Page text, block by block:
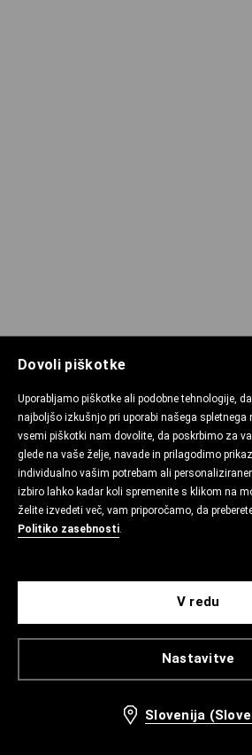
Dovoli piškotke
Uporabljamo piškotke ali podobne tehnologije,
najboljšo izkušnjo pri uporabi našega spletnega
vsemi piškotki nam dovolite, da poskrbimo za
glede na vaše želje, navade in prilagodimo
individualno vašim potrebam ali
izbiro lahko kadar koli spremenite s klikom na
želite izvedeti več, vam priporočamo, da
Politiko zasebnosti.
Nastavitve
V redu
Slovenija